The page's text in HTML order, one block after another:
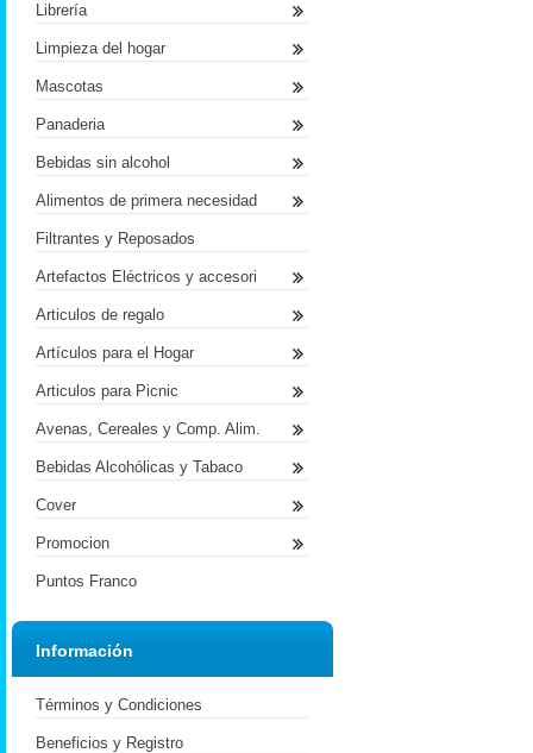
Librería
Limpieza del hogar
Mascotas
Panaderia
Bebidas sin alcohol
Alimentos de primera necesidad
Filtrantes y Reposados
Artefactos Eléctricos y accesori
Articulos de regalo
Artículos para el Hogar
Articulos para Picnic
Avenas, Cereales y Comp. Alim.
Bebidas Alcohólicas y Tabaco
Cover
Promocion
Puntos Franco
Información
Términos y Condiciones
Beneficios y Registro